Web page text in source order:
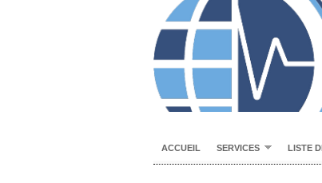
ACCUEIL SERVICES LISTE